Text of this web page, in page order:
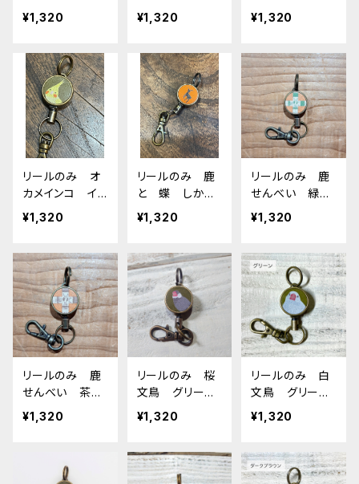
ー beige ベ
ージュ
¥1,320
エロー ぽわん
シリーズ ブラ
んこ
¥1,320
エロー ぽわん
シリーズ レッド
めいんこ
¥1,320
リールのみ オ
カメインコ イ
エロー ぽわん
シリーズ グリ
んこ
¥1,320
リールのみ 鹿
と 蝶 しか
シカ
¥1,320
リールのみ 鹿
せんべい 緑
帯 しか シカ
¥1,320
リールのみ 鹿
せんべい 茶
帯 しか シカ
¥1,320
リールのみ 桜
文鳥 グリー
ン 文鳥 ぶん
ちょう ブンチョ
¥1,320
リールのみ 白
文鳥 グリー
ン 文鳥 ぶん
ちょう ブンチョ
¥1,320